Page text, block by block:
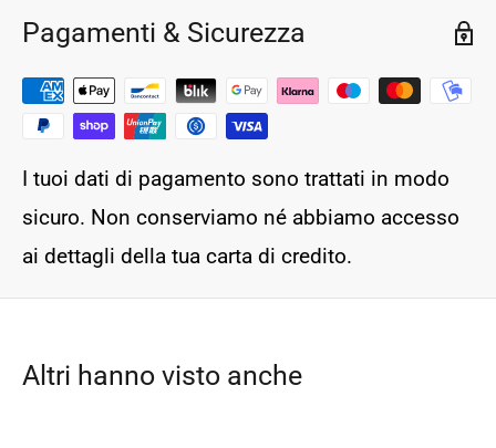
Pagamenti & Sicurezza
I tuoi dati di pagamento sono trattati in modo
sicuro. Non conserviamo né abbiamo accesso
ai dettagli della tua carta di credito.
Altri hanno visto anche